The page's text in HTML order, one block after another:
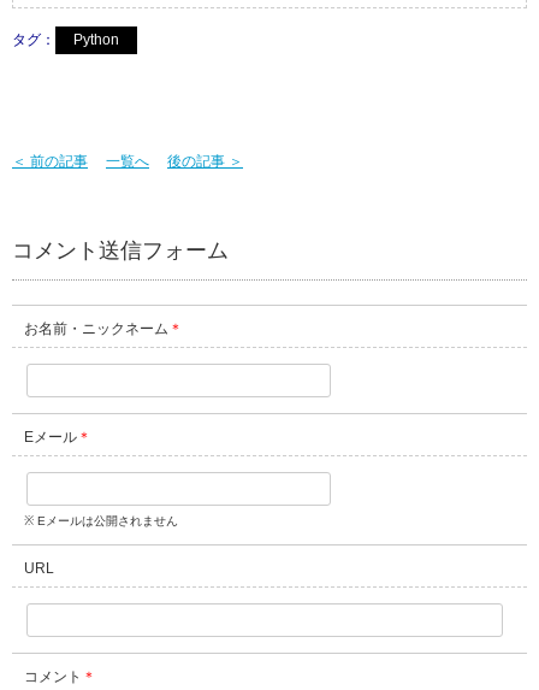
タグ： Python
＜ 前の記事 一覧へ 後の記事 ＞
コメント送信フォーム
お名前・ニックネーム ＊
Eメール ＊
※ Eメールは公開されません
URL
コメント ＊